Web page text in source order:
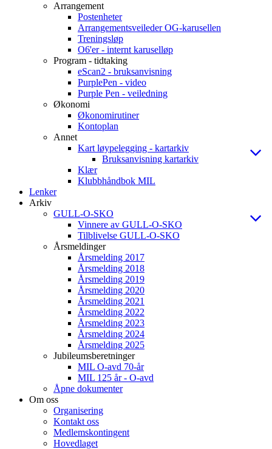
Arrangement
Postenheter
Arrangementsveileder OG-karusellen
Treningsløp
O6'er - internt karuselløp
Program - tidtaking
eScan2 - bruksanvisning
PurplePen - video
Purple Pen - veiledning
Økonomi
Økonomirutiner
Kontoplan
Annet
Kart løypelegging - kartarkiv
Bruksanvisning kartarkiv
Klær
Klubbhåndbok MIL
Lenker
Arkiv
GULL-O-SKO
Vinnere av GULL-O-SKO
Tilblivelse GULL-O-SKO
Årsmeldinger
Årsmelding 2017
Årsmelding 2018
Årsmelding 2019
Årsmelding 2020
Årsmelding 2021
Årsmelding 2022
Årsmelding 2023
Årsmelding 2024
Årsmelding 2025
Jubileumsberetninger
MIL O-avd 70-år
MIL 125 år - O-avd
Åpne dokumenter
Om oss
Organisering
Kontakt oss
Medlemskontingent
Hovedlaget